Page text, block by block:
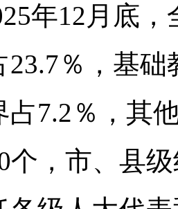
年12月底
23.7％，基
占7.2％，其
个，市、县